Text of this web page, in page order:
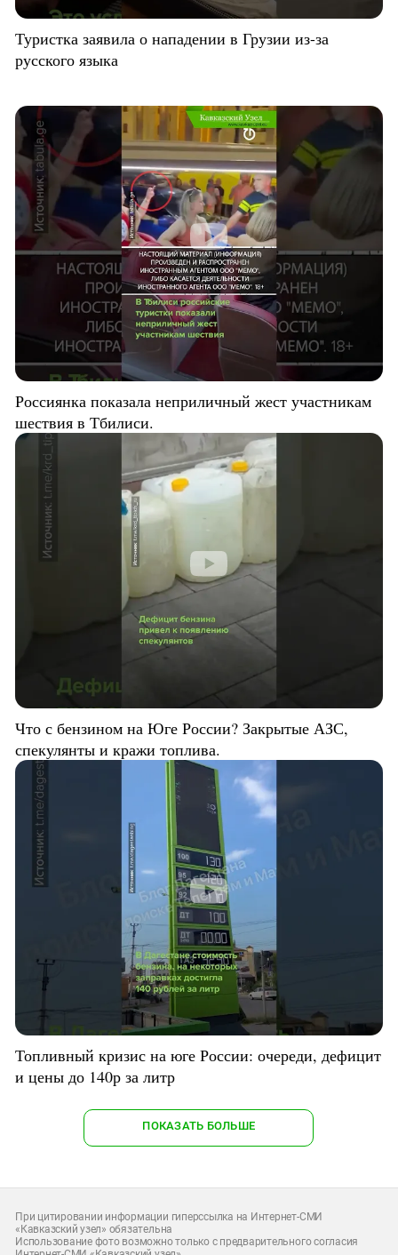
Туристка заявила о нападении в Грузии из-за
русского языка
Россиянка показала неприличный жест участникам
шествия в Тбилиси.
Что с бензином на Юге России? Закрытые АЗС,
спекулянты и кражи топлива.
Топливный кризис на юге России: очереди, дефицит
и цены до 140р за литр
ПОКАЗАТЬ БОЛЬШЕ
При цитировании информации гиперссылка на Интернет-СМИ
«Кавказский узел» обязательна
Использование фото возможно только с предварительного согласия